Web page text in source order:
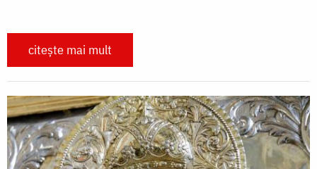
citește mai mult